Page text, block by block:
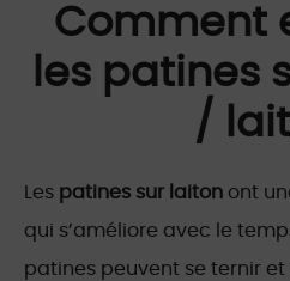
Comment
les patines
/
Les patines sur laiton ont
qui s’améliore avec le
patines peuvent se ternir